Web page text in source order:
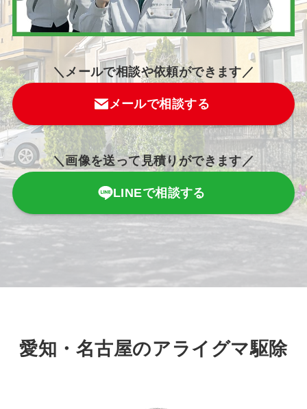
＼メールで相談や依頼ができます／
メールで相談する
＼画像を送って見積りができます／
LINEで相談する
愛知・名古屋のアライグマ駆除